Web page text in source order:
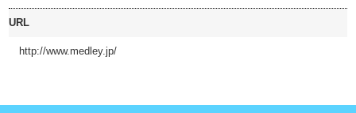
URL
http://www.medley.jp/